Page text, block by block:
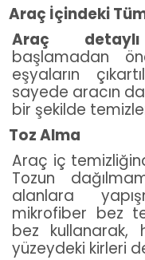
Araç İçindeki
Araç
başlamadan
eşyaların
sayede aracın
bir şekilde
Toz Alma
Araç iç
Tozun
alanlara
mikrofiber bez
bez
yüzeydeki kirleri